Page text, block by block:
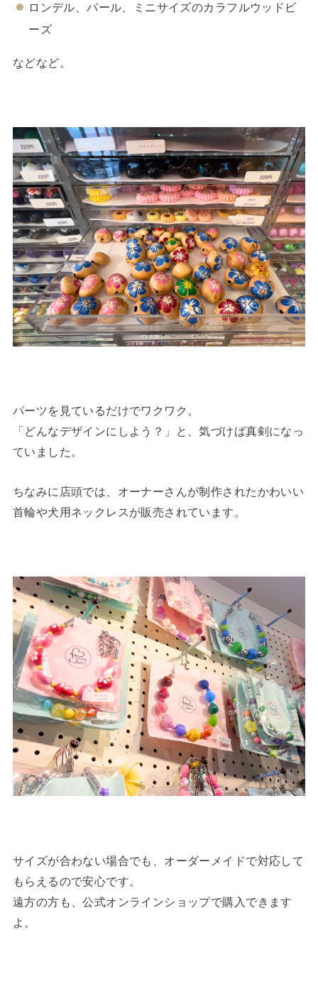
ロンデル、パール、ミニサイズのカラフルウッドビ
ーズ
などなど。
パーツを見ているだけでワクワク。
「どんなデザインにしよう？」と、気づけば真剣になっ
ていました。
ちなみに店頭では、オーナーさんが制作されたかわいい
首輪や犬用ネックレスが販売されています。
サイズが合わない場合でも、オーダーメイドで対応して
もらえるので安心です。
遠方の方も、公式オンラインショップで購入できます
よ。